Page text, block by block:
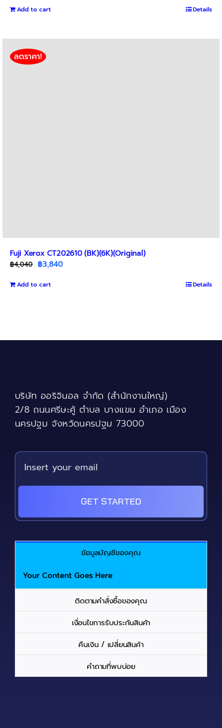
Add to cart Details
ลดราคา!
Fuji Xerox CT202610 (BK)(6K)(Original)
฿4,040 Original
was:
฿3,840Current
Add to cart Details
บริษัท ออริจินอล จำกัด (สำนักงานใหญ่)
2/8 ถนนศรีษะคู้ ตำบล บางแขม อำเภอ เมือง
นครปฐม จังหวัดนครปฐม 73000
GET STARTED
ข้อมูลบัญชีของคุณ
Your Content Goes Here
ติดตามคำสั่งซื้อของคุณ
เงื่อนไขการรับประกันสินค้า
คืนเงิน / เปลี่ยนสินค้า
คำถามที่พบบ่อย